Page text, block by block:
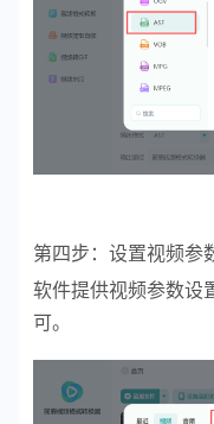
第四步：设置视频参
软件提供视频参数设
可。